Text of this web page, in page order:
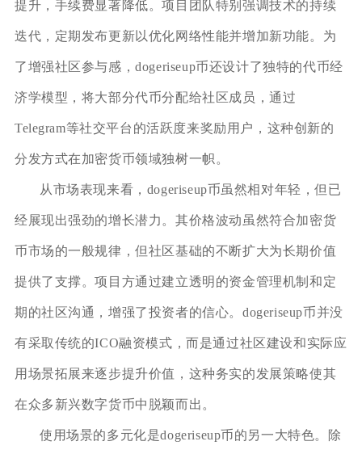
提升，手续费显著降低。项目团队特别强调技术的持续
迭代，定期发布更新以优化网络性能并增加新功能。为
了增强社区参与感，dogeriseup币还设计了独特的代币经
济学模型，将大部分代币分配给社区成员，通过
Telegram等社交平台的活跃度来奖励用户，这种创新的
分发方式在加密货币领域独树一帜。
从市场表现来看，dogeriseup币虽然相对年轻，但已
经展现出强劲的增长潜力。其价格波动虽然符合加密货
币市场的一般规律，但社区基础的不断扩大为长期价值
提供了支撑。项目方通过建立透明的资金管理机制和定
期的社区沟通，增强了投资者的信心。dogeriseup币并没
有采取传统的ICO融资模式，而是通过社区建设和实际应
用场景拓展来逐步提升价值，这种务实的发展策略使其
在众多新兴数字货币中脱颖而出。
使用场景的多元化是dogeriseup币的另一大特色。除